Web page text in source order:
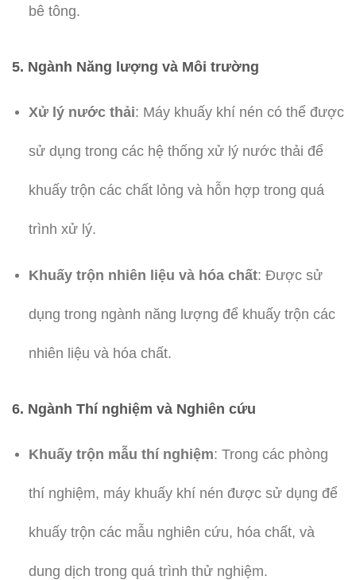
bê tông.
5. Ngành Năng lượng và Môi trường
Xử lý nước thải: Máy khuấy khí nén có thể được
sử dụng trong các hệ thống xử lý nước thải để
khuấy trộn các chất lỏng và hỗn hợp trong quá
trình xử lý.
Khuấy trộn nhiên liệu và hóa chất: Được sử
dụng trong ngành năng lượng để khuấy trộn các
nhiên liệu và hóa chất.
6. Ngành Thí nghiệm và Nghiên cứu
Khuấy trộn mẫu thí nghiệm: Trong các phòng
thí nghiệm, máy khuấy khí nén được sử dụng để
khuấy trộn các mẫu nghiên cứu, hóa chất, và
dung dịch trong quá trình thử nghiệm.